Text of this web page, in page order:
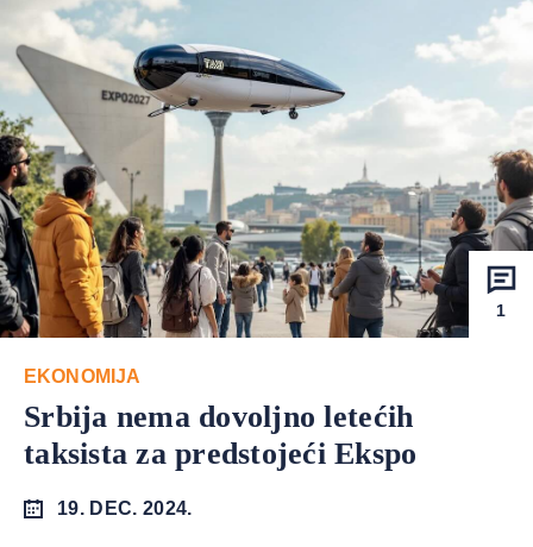
1
EKONOMIJA
Srbija nema dovoljno letećih
taksista za predstojeći Ekspo
19. DEC. 2024.